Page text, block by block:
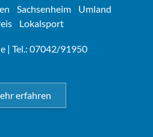
Sachsenheim
Umland
Lokalsport
| Tel.: 07042/91950
erfahren